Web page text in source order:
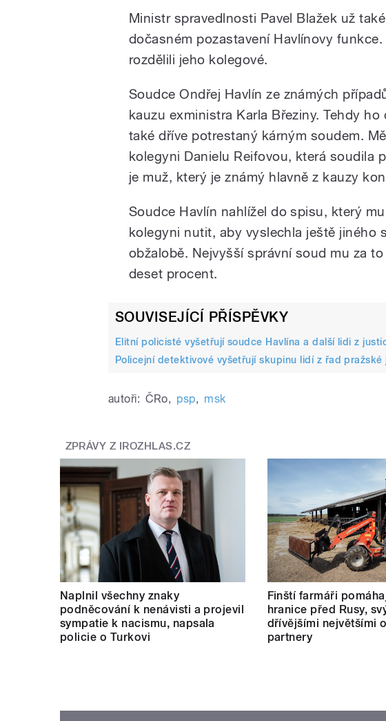
pause
Ministr spravedlnosti Pavel Blažek už
dočasném pozastavení Havlínovy
rozdělili jeho kolegové.
Soudce Ondřej Havlín ze známých
kauzu exministra Karla Březiny. Tehdy
také dříve potrestaný kárným soudem.
kolegyni Danielu Reifovou, která soudila
je muž, který je známý hlavně z kauzy
Soudce Havlín nahlížel do spisu, který
kolegyni nutit, aby vyslechla ještě jiného
obžalobě. Nejvyšší správní soud mu za
deset procent.
SOUVISEJÍCÍ PŘÍSPĚVKY
Elitní policisté vyšetřují soudce Havlína a další lidi z
Policejní detektivové vyšetřují skupinu lidí z řad pražské
autoři: ČRo, psp, msk
ZPRÁVY Z IROZHLAS.CZ
Naplnil všechny znaky
podněcování k nenávisti a projevil
sympatie k nacismu, napsala
policie o Turkovi
Finští farmáři
hranice před Rusy,
dřívějšími největšími
partnery